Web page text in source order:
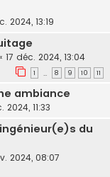
2024, 13:19
17 déc. 2024, 13:04
1 … 8 9 10 11
ambiance
2024, 11:33
du
2024, 08:07